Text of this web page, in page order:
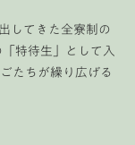
してきた全寮制の
特待生」として入
たちが繰り広げる